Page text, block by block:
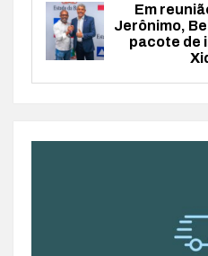
Em
Jerônimo,
pacote de